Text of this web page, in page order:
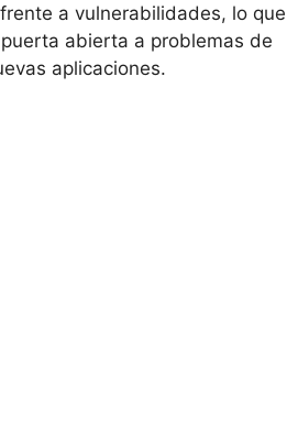
a vulnerabilidades, lo que
abierta a problemas de
aplicaciones.